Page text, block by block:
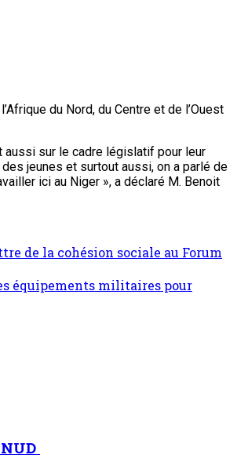
du Nord, du Centre et de l’Ouest
aussi sur le cadre législatif pour leur
jeunes et surtout aussi, on a parlé de
ici au Niger », a déclaré M. Benoit
de la cohésion sociale au Forum
équipements militaires pour